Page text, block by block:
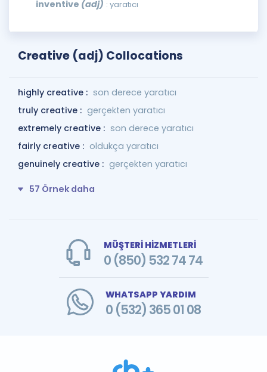
inventive (adj) : yaratıcı
Creative (adj) Collocations
highly creative : son derece yaratıcı
truly creative : gerçekten yaratıcı
extremely creative : son derece yaratıcı
fairly creative : oldukça yaratıcı
genuinely creative : gerçekten yaratıcı
57 Örnek daha
MÜŞTERİ HİZMETLERİ
0 (850) 532 74 74
WHATSAPP YARDIM
0 (532) 365 01 08